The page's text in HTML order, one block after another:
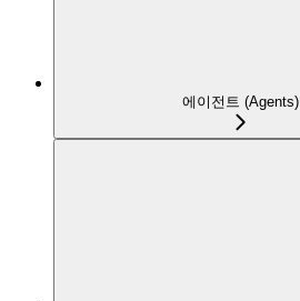
에이전트 (Agents)